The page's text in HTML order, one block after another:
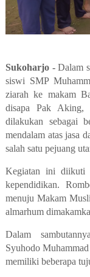
Sukoharjo -Dalam
siswi SMP
ziarah ke makam
disapaPak Aking,
dilakukan sebagai
mendalam atas jasa
salah satu pejuang
Kegiatan ini diikuti
kependidikan.
menuju Makam
almarhum
Dalam
SyuhodoMuhammad
memiliki beberapa